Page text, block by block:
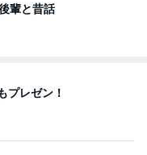
輩と昔話
プレゼン！